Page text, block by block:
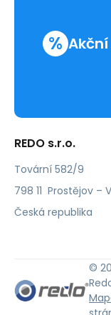
%
REDO s.r.o.
Tovární 582/9
798 11 Prostějov –
Česká republika
©